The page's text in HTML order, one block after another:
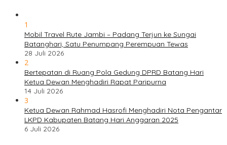
1
Mobil Travel Rute Jambi – Padang Terjun ke Sungai
Batanghari, Satu Penumpang Perempuan Tewas
28 Juli 2026
2
Bertepatan di Ruang Pola Gedung DPRD Batang Hari
Ketua Dewan Menghadiri Rapat Paripurna
14 Juli 2026
3
Ketua Dewan Rahmad Hasrofi Menghadiri Nota Pengantar
LKPD Kabupaten Batang Hari Anggaran 2025
6 Juli 2026